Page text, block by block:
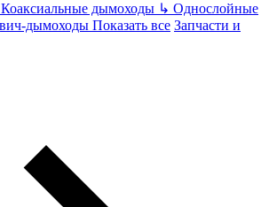
Коаксиальные дымоходы ↳ Однослойные
дымоходы Показать все Запчасти и